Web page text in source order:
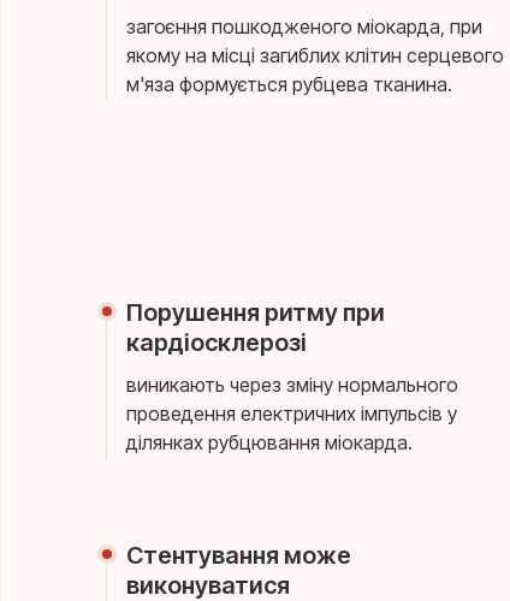
загоєння пошкодженого міокарда, при
якому на місці загиблих клітин серцевого
м'яза формується рубцева тканина.
Порушення ритму при
кардіосклерозі
виникають через зміну нормального
проведення електричних імпульсів у
ділянках рубцювання міокарда.
Стентування може
виконуватися